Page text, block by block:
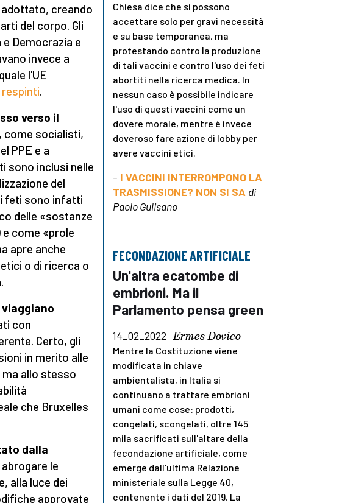
creando
del corpo. Gli
Democrazia e
invece a
l'UE
respinti.
verso il
, come socialisti,
PPE e a
sono inclusi nelle
del
i feti sono infatti
delle «sostanze
e come «prole
apre anche
o di ricerca o
con
Certo, gli
in merito alle
allo stesso
che Bruxelles
dalla
le
alla luce dei
approvate
Chiesa dice che si possono
accettare solo per gravi necessità
e su base temporanea, ma
protestando contro la produzione
di tali vaccini e contro l'uso dei feti
abortiti nella ricerca medica. In
nessun caso è possibile indicare
l'uso di questi vaccini come un
dovere morale, mentre è invece
doveroso fare azione di lobby per
avere vaccini etici.
- I VACCINI INTERROMPONO LA
TRASMISSIONE? NON SI SA di
Paolo Gulisano
FECONDAZIONE ARTIFICIALE
Un'altra ecatombe di
embrioni. Ma il
Parlamento pensa green
14_02_2022 Ermes Dovico
Mentre la Costituzione viene
modificata in chiave
ambientalista, in Italia si
continuano a trattare embrioni
umani come cose: prodotti,
congelati, scongelati, oltre 145
mila sacrificati sull'altare della
fecondazione artificiale, come
emerge dall'ultima Relazione
ministeriale sulla Legge 40,
contenente i dati del 2019. La